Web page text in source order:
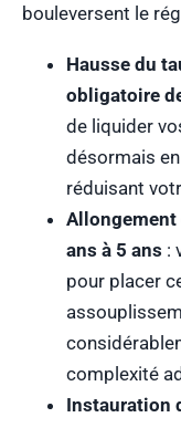
bouleversent le
Hausse du
obligatoire
de liquider
désormais
réduisant
Allongement
ans à 5 ans :
pour placer
complexité
Instauration